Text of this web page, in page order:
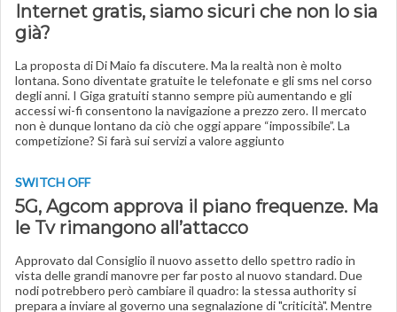
Internet gratis, siamo sicuri che non lo sia
già?
La proposta di Di Maio fa discutere. Ma la realtà non è molto
lontana. Sono diventate gratuite le telefonate e gli sms nel corso
degli anni. I Giga gratuiti stanno sempre più aumentando e gli
accessi wi-fi consentono la navigazione a prezzo zero. Il mercato
non è dunque lontano da ciò che oggi appare “impossibile”. La
competizione? Si farà sui servizi a valore aggiunto
SWITCH OFF
5G, Agcom approva il piano frequenze. Ma
le Tv rimangono all’attacco
Approvato dal Consiglio il nuovo assetto dello spettro radio in
vista delle grandi manovre per far posto al nuovo standard. Due
nodi potrebbero però cambiare il quadro: la stessa authority si
prepara a inviare al governo una segnalazione di "criticità". Mentre